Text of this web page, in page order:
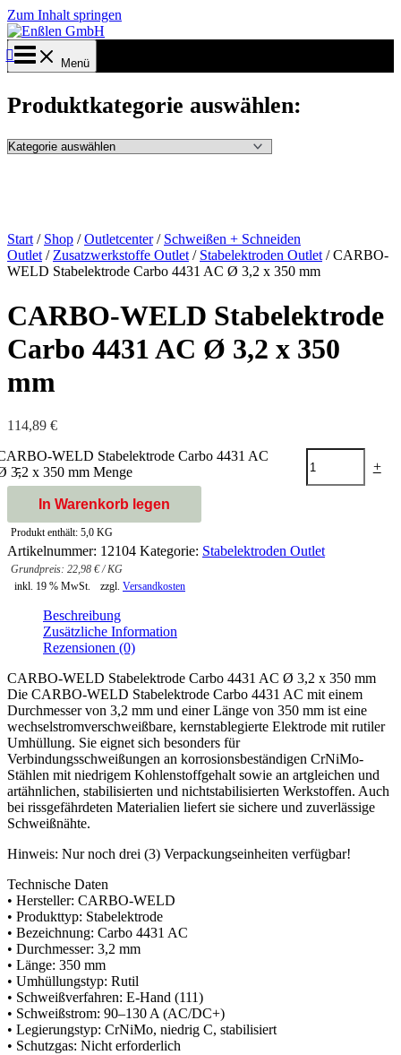
Zum Inhalt springen
Menü
Produktkategorie auswählen:
Start / Shop /Outletcenter/ Schweißen + Schneiden
Outlet / Zusatzwerkstoffe Outlet / Stabelektroden Outlet / CARBO-
WELD Stabelektrode Carbo 4431 AC Ø 3,2 x 350 mm
CARBO-WELD Stabelektrode
Carbo 4431 AC Ø 3,2 x 350
mm
114,89 €
-
WELD Stabelektrode Carbo 4431 AC
3,2 x 350 mm Menge
+
In Warenkorb legen
Produkt enthält: 5,0 KG
Artikelnummer: 12104 Kategorie: Stabelektroden Outlet
22,98 €/KG
inkl. 19 % MwSt.
zzgl. Versandkosten
Beschreibung
Zusätzliche Information
Rezensionen (0)
CARBO-WELD Stabelektrode Carbo 4431 AC Ø 3,2 x 350 mm
Die CARBO-WELD Stabelektrode Carbo 4431 AC mit einem
Durchmesser von 3,2 mm und einer Länge von 350 mm ist eine
wechselstromverschweißbare, kernstablegierte Elektrode mit rutiler
Umhüllung. Sie eignet sich besonders für
Verbindungsschweißungen an korrosionsbeständigen CrNiMo-
Stählen mit niedrigem Kohlenstoffgehalt sowie an artgleichen und
artähnlichen, stabilisierten und nichtstabilisierten Werkstoffen. Auch
bei rissgefährdeten Materialien liefert sie sichere und zuverlässige
Schweißnähte.
Hinweis: Nur noch drei (3) Verpackungseinheiten verfügbar!
Technische Daten
• Hersteller: CARBO-WELD
• Produkttyp: Stabelektrode
• Bezeichnung: Carbo 4431 AC
• Durchmesser: 3,2 mm
• Länge: 350 mm
• Umhüllungstyp: Rutil
• Schweißverfahren: E-Hand (111)
• Schweißstrom: 90–130 A (AC/DC+)
• Legierungstyp: CrNiMo, niedrig C, stabilisiert
• Schutzgas: Nicht erforderlich